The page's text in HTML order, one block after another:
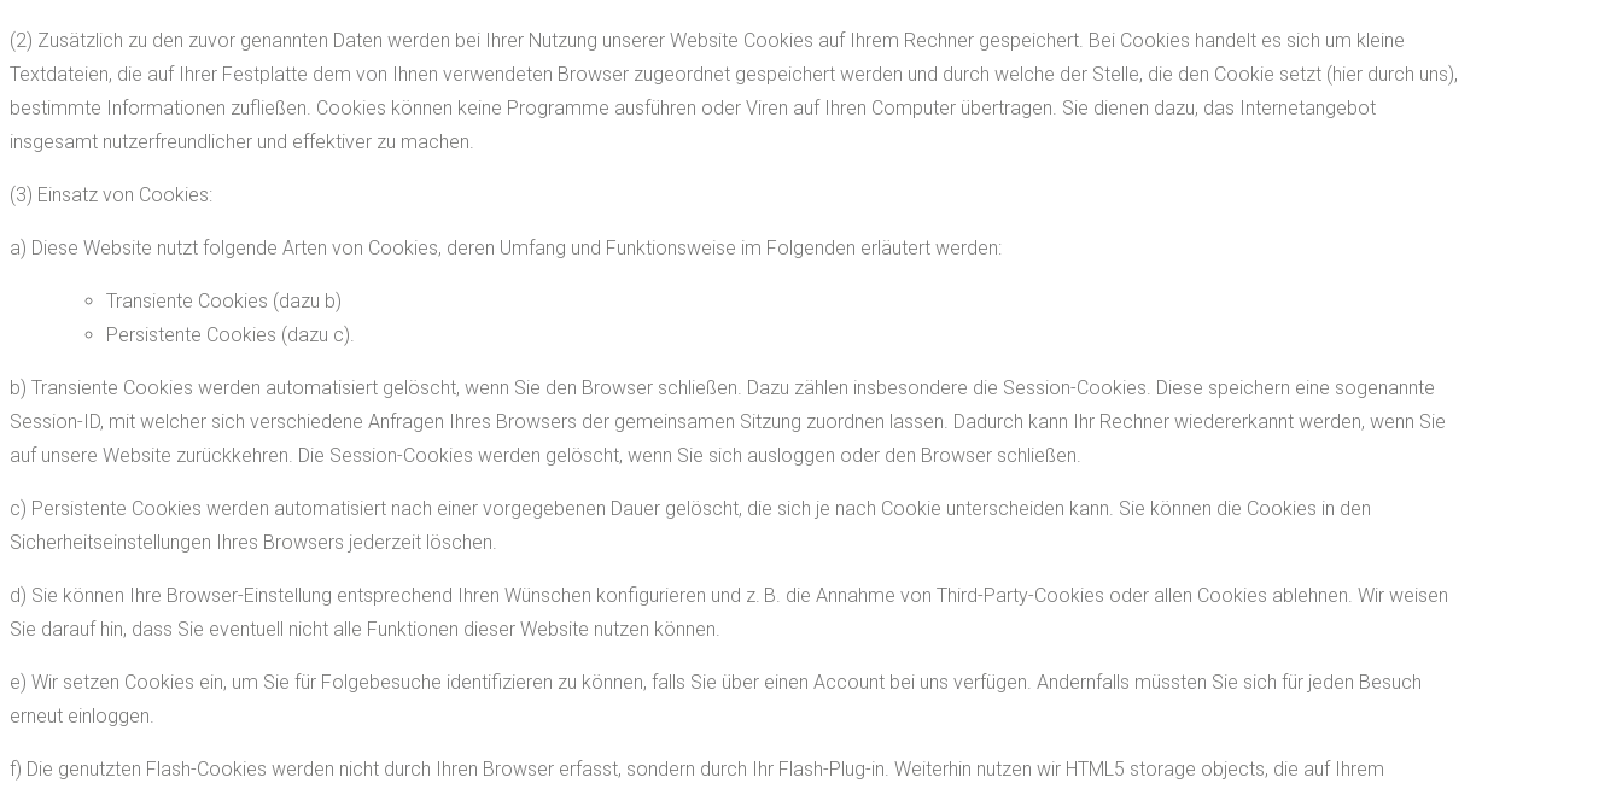
(2) Zusätzlich zu den zuvor genannten Daten werden bei Ihrer Nutzung unserer Website Cookies auf Ihrem Rechner gespeichert. Bei Cookies handelt es sich um kleine
Textdateien, die auf Ihrer Festplatte dem von Ihnen verwendeten Browser zugeordnet gespeichert werden und durch welche der Stelle, die den Cookie setzt (hier durch uns),
bestimmte Informationen zufließen. Cookies können keine Programme ausführen oder Viren auf Ihren Computer übertragen. Sie dienen dazu, das Internetangebot
insgesamt nutzerfreundlicher und effektiver zu machen.
(3) Einsatz von Cookies:
a) Diese Website nutzt folgende Arten von Cookies, deren Umfang und Funktionsweise im Folgenden erläutert werden:
Transiente Cookies (dazu b)
Persistente Cookies (dazu c).
b) Transiente Cookies werden automatisiert gelöscht, wenn Sie den Browser schließen. Dazu zählen insbesondere die Session-Cookies. Diese speichern eine sogenannte
Session-ID, mit welcher sich verschiedene Anfragen Ihres Browsers der gemeinsamen Sitzung zuordnen lassen. Dadurch kann Ihr Rechner wiedererkannt werden, wenn Sie
auf unsere Website zurückkehren. Die Session-Cookies werden gelöscht, wenn Sie sich ausloggen oder den Browser schließen.
c) Persistente Cookies werden automatisiert nach einer vorgegebenen Dauer gelöscht, die sich je nach Cookie unterscheiden kann. Sie können die Cookies in den
Sicherheitseinstellungen Ihres Browsers jederzeit löschen.
d) Sie können Ihre Browser-Einstellung entsprechend Ihren Wünschen konfigurieren und z. B. die Annahme von Third-Party-Cookies oder allen Cookies ablehnen. Wir weisen
Sie darauf hin, dass Sie eventuell nicht alle Funktionen dieser Website nutzen können.
e) Wir setzen Cookies ein, um Sie für Folgebesuche identifizieren zu können, falls Sie über einen Account bei uns verfügen. Andernfalls müssten Sie sich für jeden Besuch
erneut einloggen.
f) Die genutzten Flash-Cookies werden nicht durch Ihren Browser erfasst, sondern durch Ihr Flash-Plug-in. Weiterhin nutzen wir HTML5 storage objects, die auf Ihrem